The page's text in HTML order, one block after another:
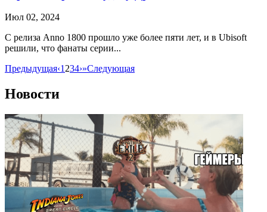
Июл 02, 2024
С релиза Anno 1800 прошло уже более пяти лет, и в Ubisoft
решили, что фанаты серии...
Предыдущая‹1234›»Следующая
Новости